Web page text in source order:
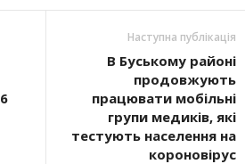
Наступна публікація
В Буському районі
продовжують
працювати мобільні
групи медиків, які
тестують населення на
короновірус